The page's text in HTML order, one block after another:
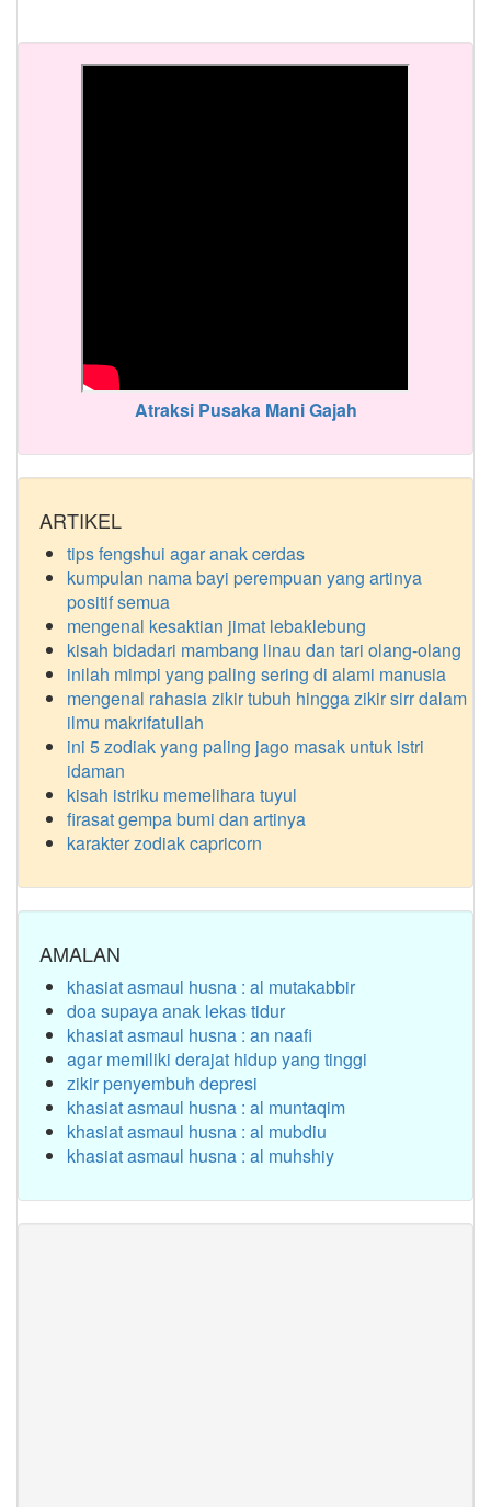
Atraksi Pusaka Mani Gajah
ARTIKEL
tips fengshui agar anak cerdas
kumpulan nama bayi perempuan yang artinya
positif semua
mengenal kesaktian jimat lebaklebung
kisah bidadari mambang linau dan tari olang-olang
inilah mimpi yang paling sering di alami manusia
mengenal rahasia zikir tubuh hingga zikir sirr dalam
ilmu makrifatullah
ini 5 zodiak yang paling jago masak untuk istri
idaman
kisah istriku memelihara tuyul
firasat gempa bumi dan artinya
karakter zodiak capricorn
AMALAN
khasiat asmaul husna : al mutakabbir
doa supaya anak lekas tidur
khasiat asmaul husna : an naafi
agar memiliki derajat hidup yang tinggi
zikir penyembuh depresi
khasiat asmaul husna : al muntaqim
khasiat asmaul husna : al mubdiu
khasiat asmaul husna : al muhshiy